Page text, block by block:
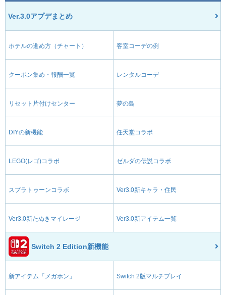
Ver.3.0アプデまとめ
ホテルの進め方（チャート） 客室コーデの例
クーポン集め・報酬一覧 レンタルコーデ
リセット片付けセンター 夢の島
DIYの新機能 任天堂コラボ
LEGO(レゴ)コラボ ゼルダの伝説コラボ
スプラトゥーンコラボ Ver3.0新キャラ・住民
Ver3.0新たぬきマイレージ Ver3.0新アイテム一覧
Switch 2 Edition新機能
新アイテム「メガホン」 Switch 2版マルチプレイ